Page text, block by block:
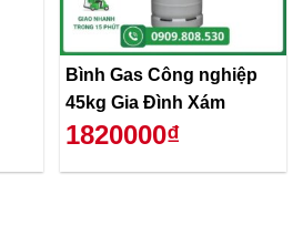
Bình Gas Công nghiệp
45kg Gia Đình Xám
1820000₫